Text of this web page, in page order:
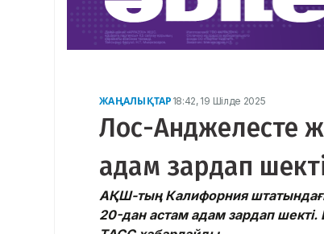
ЖАҢАЛЫҚТАР 18:42, 19 Шілде 2025
Лос-Анджелесте
адам зардап
АҚШ-тың Калифорния
20-дан астам адам зардап шекті.